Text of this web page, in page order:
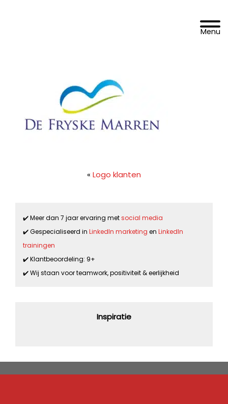
« Logo klanten
✔️ Meer dan 7 jaar ervaring metsocial media
✔️ Gespecialiseerd in LinkedIn marketing en LinkedIn
trainingen
✔️ Klantbeoordeling: 9+
✔️ Wij staan voor teamwork, positiviteit & eerlijkheid
Inspiratie